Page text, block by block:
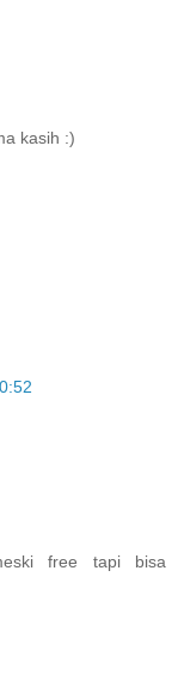
kasih :)
free tapi bisa